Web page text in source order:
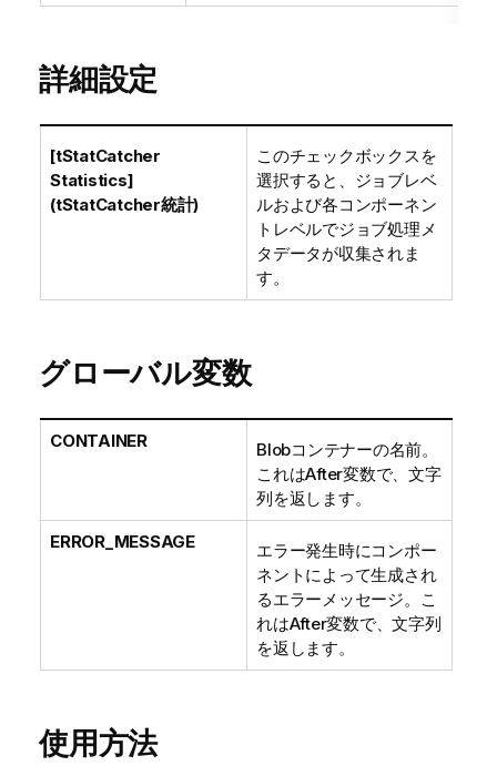
詳細設定
[tStatCatcher
Statistics]
(tStatCatcher統計)
このチェックボックスを
選択すると、ジョブレベ
ルおよび各コンポーネン
トレベルでジョブ処理メ
タデータが収集されま
す。
グローバル変数
CONTAINER
Blobコンテナーの名前。
これはAfter変数で、文字
列を返します。
ERROR_MESSAGE
エラー発生時にコンポー
ネントによって生成され
るエラーメッセージ。こ
れはAfter変数で、文字列
を返します。
使用方法